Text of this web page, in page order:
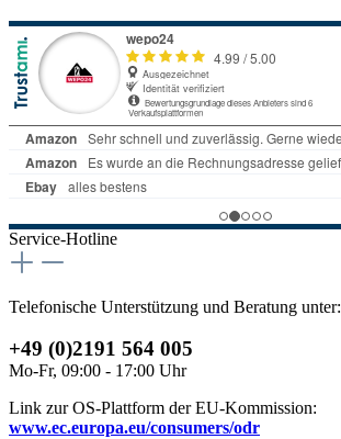
Service-Hotline
Telefonische Unterstützung und Beratung unter:
+49 (0)2191 564 005
Mo-Fr, 09:00 - 17:00 Uhr
Link zur OS-Plattform der EU-Kommission:
www.ec.europa.eu/consumers/odr